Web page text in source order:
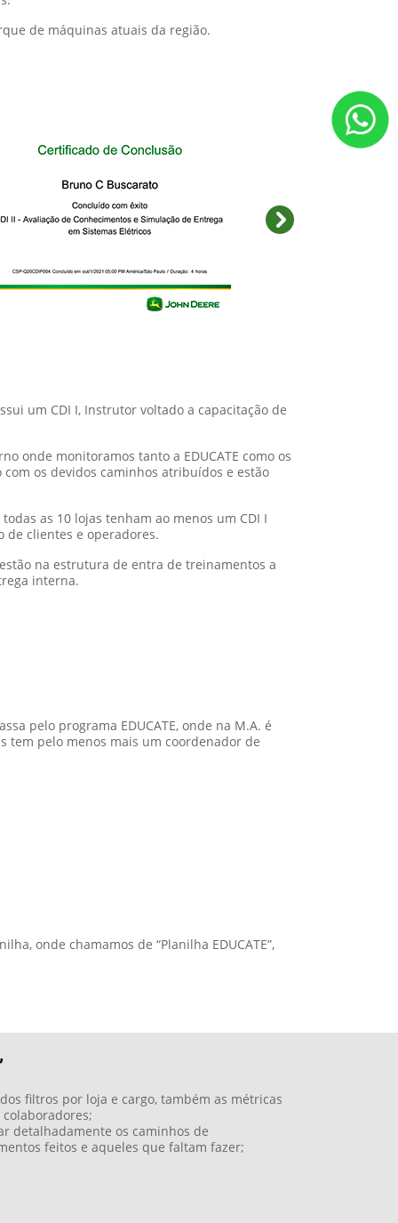
os devidos caminhos atribuídos e estão
interna.
pelo programa EDUCATE, onde na M.A. é
tem pelo menos mais um coordenador de
onde chamamos de “Planilha EDUCATE”,